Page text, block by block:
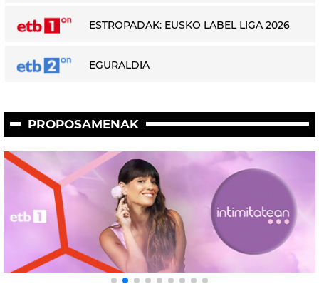
ESTROPADAK: EUSKO LABEL LIGA 2026
EGURALDIA
PROPOSAMENAK